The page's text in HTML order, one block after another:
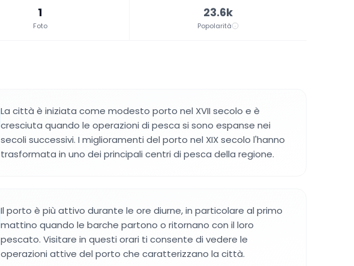
1
Foto
23.6k
Popolarità
La città è iniziata come modesto porto nel XVII secolo e è
cresciuta quando le operazioni di pesca si sono espanse nei
secoli successivi. I miglioramenti del porto nel XIX secolo l'hanno
trasformata in uno dei principali centri di pesca della regione.
Il porto è più attivo durante le ore diurne, in particolare al primo
mattino quando le barche partono o ritornano con il loro
pescato. Visitare in questi orari ti consente di vedere le
operazioni attive del porto che caratterizzano la città.